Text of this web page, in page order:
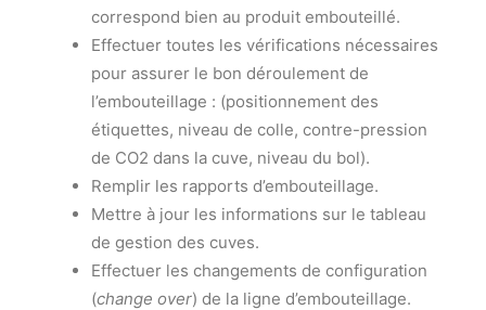
correspond bien au produit embouteillé.
Effectuer toutes les vérifications nécessaires
pour assurer le bon déroulement de
l’embouteillage : (positionnement des
étiquettes, niveau de colle, contre-pression
de CO2 dans la cuve, niveau du bol).
Remplir les rapports d’embouteillage.
Mettre à jour les informations sur le tableau
de gestion des cuves.
Effectuer les changements de configuration
(change over) de la ligne d’embouteillage.